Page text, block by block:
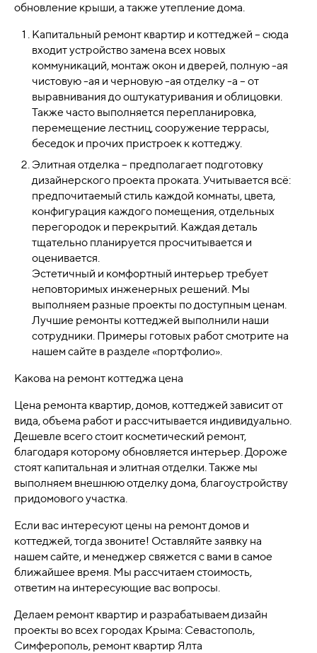
обновление крыши, а также утепление дома.
Капитальный ремонт квартир и коттеджей – сюда
входит устройство замена всех новых
коммуникаций, монтаж окон и дверей, полную -ая
чистовую -ая и черновую -ая отделку -а – от
выравнивания до оштукатуривания и облицовки.
Также часто выполняется перепланировка,
перемещение лестниц, сооружение террасы,
беседок и прочих пристроек к коттеджу.
Элитная отделка – предполагает подготовку
дизайнерского проекта проката. Учитывается всё:
предпочитаемый стиль каждой комнаты, цвета,
конфигурация каждого помещения, отдельных
перегородок и перекрытий. Каждая деталь
тщательно планируется просчитывается и
оценивается.
Эстетичный и комфортный интерьер требует
неповторимых инженерных решений. Мы
выполняем разные проекты по доступным ценам.
Лучшие ремонты коттеджей выполнили наши
сотрудники. Примеры готовых работ смотрите на
нашем сайте в разделе «портфолио».
Какова на ремонт коттеджа цена
Цена ремонта квартир, домов, коттеджей зависит от
вида, объема работ и рассчитывается индивидуально.
Дешевле всего стоит косметический ремонт,
благодаря которому обновляется интерьер. Дороже
стоят капитальная и элитная отделки. Также мы
выполняем внешнюю отделку дома, благоустройству
придомового участка.
Если вас интересуют цены на ремонт домов и
коттеджей, тогда звоните! Оставляйте заявку на
нашем сайте, и менеджер свяжется с вами в самое
ближайшее время. Мы рассчитаем стоимость,
ответим на интересующие вас вопросы.
Делаем ремонт квартир и разрабатываем дизайн
проекты во всех городах Крыма: Севастополь,
Симферополь, ремонт квартир Ялта